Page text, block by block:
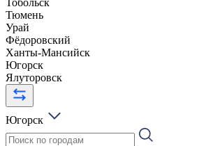
Тюмень
Урай
Фёдоровский
Ханты-Мансийск
Югорск
Ялуторовск
Югорск